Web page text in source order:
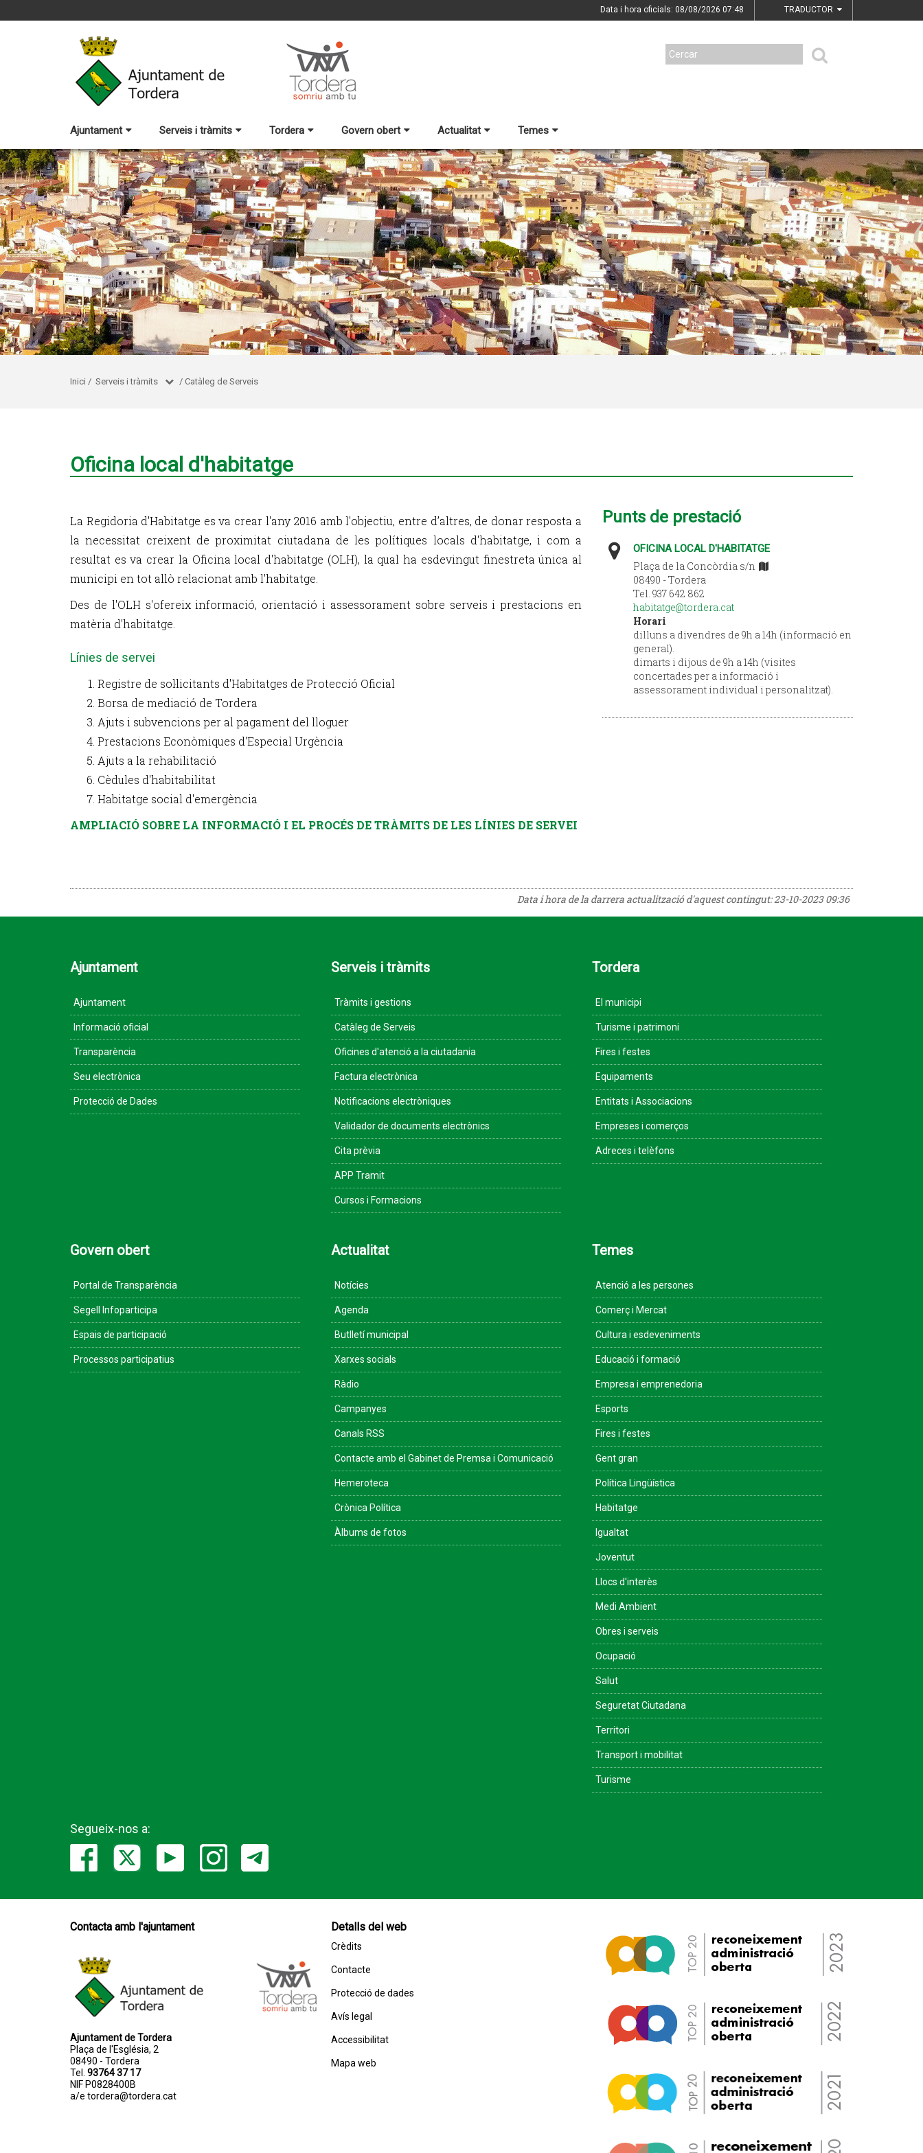
Data i hora oficials: 08/08/2026 07:48 TRADUCTOR
Ajuntament Serveis i tràmits Tordera Govern obert Actualitat Temes
Inici / Serveis i tràmits / Catàleg de Serveis
Oficina local d'habitatge
La Regidoria d'Habitatge es va crear l'any 2016 amb l'objectiu, entre d’altres, de donar resposta a
la necessitat creixent de proximitat ciutadana de les polítiques locals d'habitatge, i com a
resultat es va crear la Oficina local d'habitatge (OLH), la qual ha esdevingut finestreta única al
municipi en tot allò relacionat amb l'habitatge.
Des de l'OLH s'ofereix informació, orientació i assessorament sobre serveis i prestacions en
matèria d'habitatge.
Línies de servei
Registre de sol·licitants d'Habitatges de Protecció Oficial
Borsa de mediació de Tordera
Ajuts i subvencions per al pagament del lloguer
Prestacions Econòmiques d'Especial Urgència
Ajuts a la rehabilitació
Cèdules d'habitabilitat
Habitatge social d'emergència
AMPLIACIÓ SOBRE LA INFORMACIÓ I EL PROCÉS DE TRÀMITS DE LES LÍNIES DE SERVEI
Punts de prestació
OFICINA LOCAL D'HABITATGE
Plaça de la Concòrdia s/n
08490 - Tordera
Tel. 937 642 862
habitatge@tordera.cat
Horari
dilluns a divendres de 9h a 14h (informació en
general).
dimarts i dijous de 9h a 14h (visites
concertades per a informació i
assessorament individual i personalitzat).
Data i hora de la darrera actualització d'aquest contingut:23-10-2023 09:36
Ajuntament
Ajuntament
Informació oficial
Transparència
Seu electrònica
Protecció de Dades
Serveis i tràmits
Tràmits i gestions
Catàleg de Serveis
Oficines d'atenció a la ciutadania
Factura electrònica
Notificacions electròniques
Validador de documents electrònics
Cita prèvia
APP Tramit
Cursos i Formacions
Tordera
El municipi
Turisme i patrimoni
Fires i festes
Equipaments
Entitats i Associacions
Empreses i comerços
Adreces i telèfons
Govern obert
Portal de Transparència
Segell Infoparticipa
Espais de participació
Processos participatius
Actualitat
Notícies
Agenda
Butlletí municipal
Xarxes socials
Ràdio
Campanyes
Canals RSS
Contacte amb el Gabinet de Premsa i Comunicació
Hemeroteca
Crònica Política
Àlbums de fotos
Temes
Atenció a les persones
Comerç i Mercat
Cultura i esdeveniments
Educació i formació
Empresa i emprenedoria
Esports
Fires i festes
Gent gran
Política Lingüística
Habitatge
Igualtat
Joventut
Llocs d'interès
Medi Ambient
Obres i serveis
Ocupació
Salut
Seguretat Ciutadana
Territori
Transport i mobilitat
Turisme
Segueix-nos a:
Contacta amb l'ajuntament
Ajuntament de Tordera
Plaça de l'Església, 2
08490 - Tordera
Tel. 93764 37 17
NIF P0828400B
a/e tordera@tordera.cat
Detalls del web
Crèdits
Contacte
Protecció de dades
Avís legal
Accessibilitat
Mapa web